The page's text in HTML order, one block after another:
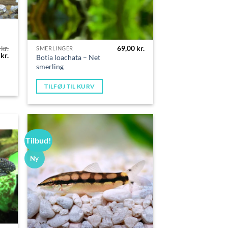
kr.
kr.
SMERLINGER
Botia loachata – Net
smerling
69,00 kr.
TILFØJ TIL KURV
Tilbud!
Ny